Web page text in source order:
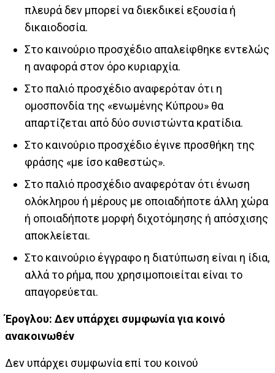
πλευρά δεν μπορεί να διεκδικεί εξουσία ή
δικαιοδοσία.
Στο καινούριο προσχέδιο απαλείφθηκε εντελώς
η αναφορά στον όρο κυριαρχία.
Στο παλιό προσχέδιο αναφερόταν ότι η
ομοσπονδία της «ενωμένης Κύπρου» θα
απαρτίζεται από δύο συνιστώντα κρατίδια.
Στο καινούριο προσχέδιο έγινε προσθήκη της
φράσης «με ίσο καθεστώς».
Στο παλιό προσχέδιο αναφερόταν ότι ένωση
ολόκληρου ή μέρους με οποιαδήποτε άλλη χώρα
ή οποιαδήποτε μορφή διχοτόμησης ή απόσχισης
αποκλείεται.
Στο καινούριο έγγραφο η διατύπωση είναι η ίδια,
αλλά το ρήμα, που χρησιμοποιείται είναι το
απαγορεύεται.
Έρογλου: Δεν υπάρχει συμφωνία για κοινό
ανακοινωθέν
Δεν υπάρχει συμφωνία επί του κοινού